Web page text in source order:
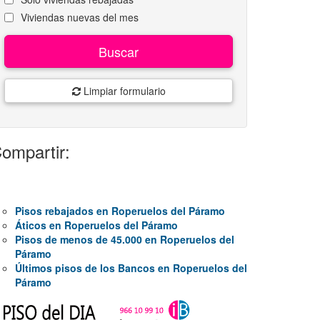
Viviendas nuevas del mes
Buscar
Limpiar formulario
Pisos rebajados en Roperuelos del Páramo
Áticos en Roperuelos del Páramo
Pisos de menos de 45.000 en Roperuelos del
Páramo
Últimos pisos de los Bancos en Roperuelos del
Páramo